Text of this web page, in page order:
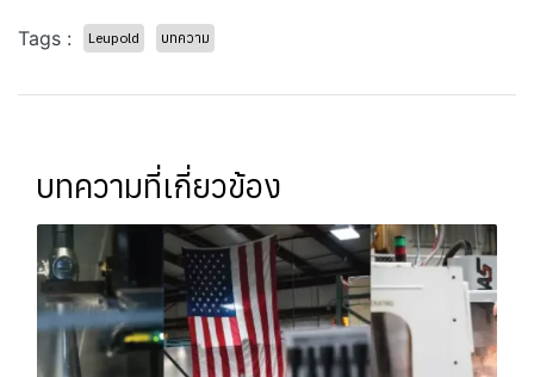
Tags : Leupold บทความ
บทความที่เกี่ยวข้อง